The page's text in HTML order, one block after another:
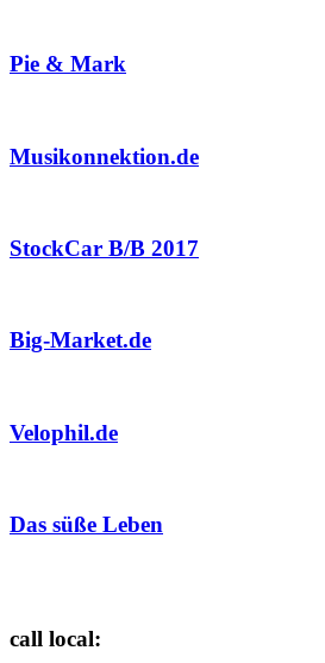
Pie & Mark
Musikonnektion.de
StockCar B/B 2017
Big-Market.de
Velophil.de
Das süße Leben
call local: